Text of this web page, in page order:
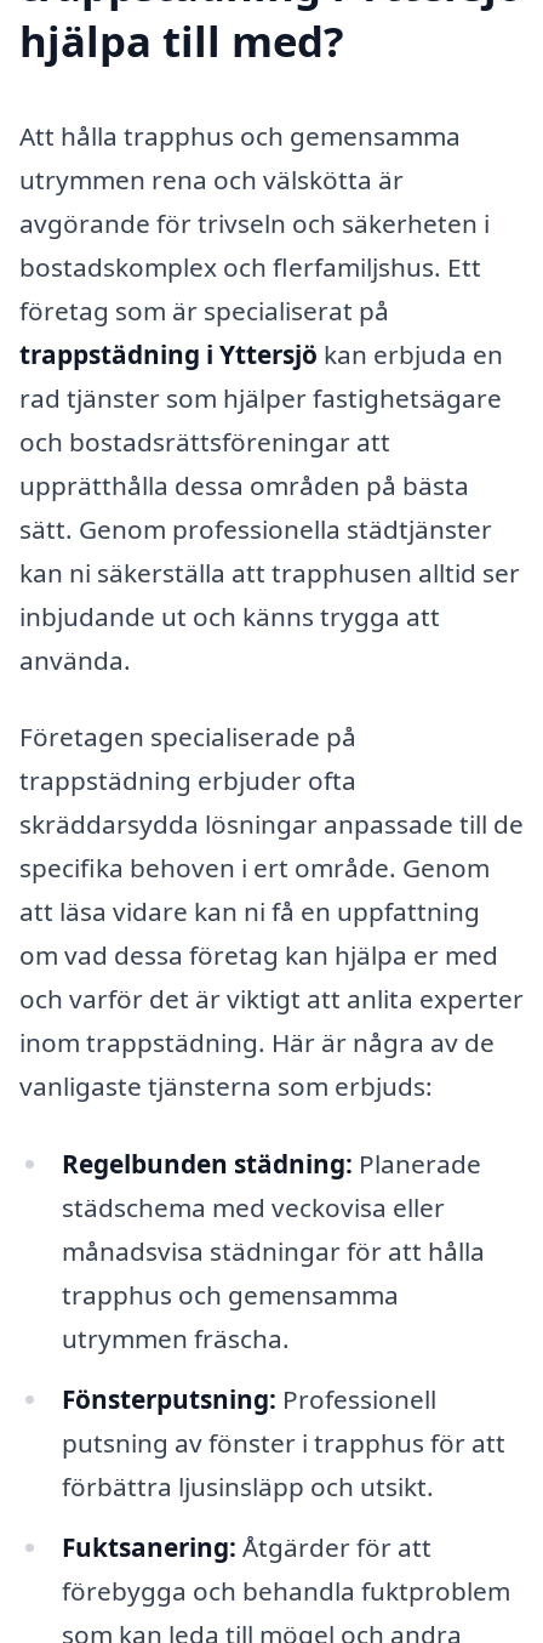
hjälpa till med?
Att hålla trapphus och gemensamma
utrymmen rena och välskötta är
avgörande för trivseln och säkerheten i
bostadskomplex och flerfamiljshus. Ett
företag som är specialiserat på
trappstädning i Yttersjö kan erbjuda en
rad tjänster som hjälper fastighetsägare
och bostadsrättsföreningar att
upprätthålla dessa områden på bästa
sätt. Genom professionella städtjänster
kan ni säkerställa att trapphusen alltid ser
inbjudande ut och känns trygga att
använda.
Företagen specialiserade på
trappstädning erbjuder ofta
skräddarsydda lösningar anpassade till de
specifika behoven i ert område. Genom
att läsa vidare kan ni få en uppfattning
om vad dessa företag kan hjälpa er med
och varför det är viktigt att anlita experter
inom trappstädning. Här är några av de
vanligaste tjänsterna som erbjuds:
Regelbunden städning: Planerade
städschema med veckovisa eller
månadsvisa städningar för att hålla
trapphus och gemensamma
utrymmen fräscha.
Fönsterputsning: Professionell
putsning av fönster i trapphus för att
förbättra ljusinsläpp och utsikt.
Fuktsanering: Åtgärder för att
förebygga och behandla fuktproblem
som kan leda till mögel och andra